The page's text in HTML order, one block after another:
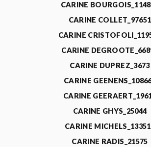
CARINE
CARINE COLLET_97651
CARINE
CARINE
CARINE DUPREZ_3673
CARINE
CARINE
CARINE GHYS_25044
CARINE
CARINE RADIS_21575